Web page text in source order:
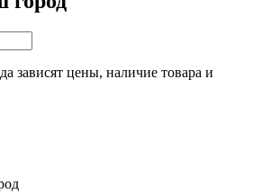
зависят цены, наличие товара и